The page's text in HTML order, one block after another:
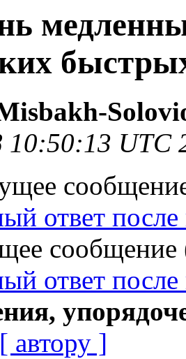
UTC
ответ
сообщение
ответ
[ автору ]